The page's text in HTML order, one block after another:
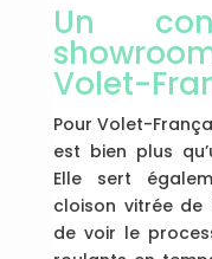
Un
Volet-
Pour Volet-
est bien plus
Elle sert
cloison vitrée de
de voir le